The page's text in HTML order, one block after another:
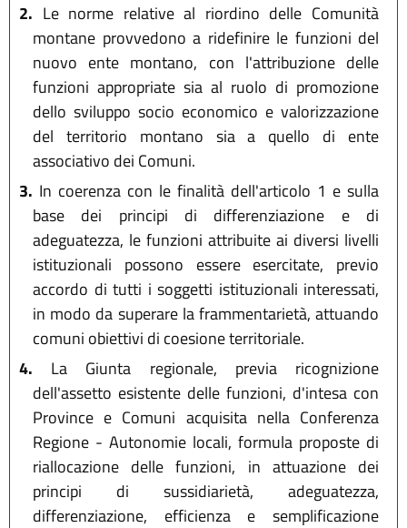
2. Le norme relative al riordino delle Comunità
montane provvedono a ridefinire le funzioni del
nuovo ente montano, con l'attribuzione delle
funzioni appropriate sia al ruolo di promozione
dello sviluppo socio economico e valorizzazione
del territorio montano sia a quello di ente
associativo dei Comuni.
3. In coerenza con le finalità dell'articolo 1 e sulla
base dei principi di differenziazione e di
adeguatezza, le funzioni attribuite ai diversi livelli
istituzionali possono essere esercitate, previo
accordo di tutti i soggetti istituzionali interessati,
in modo da superare la frammentarietà, attuando
comuni obiettivi di coesione territoriale.
4. La Giunta regionale, previa ricognizione
dell'assetto esistente delle funzioni, d'intesa con
Province e Comuni acquisita nella Conferenza
Regione - Autonomie locali, formula proposte di
riallocazione delle funzioni, in attuazione dei
principi di sussidiarietà, adeguatezza,
differenziazione, efficienza e semplificazione